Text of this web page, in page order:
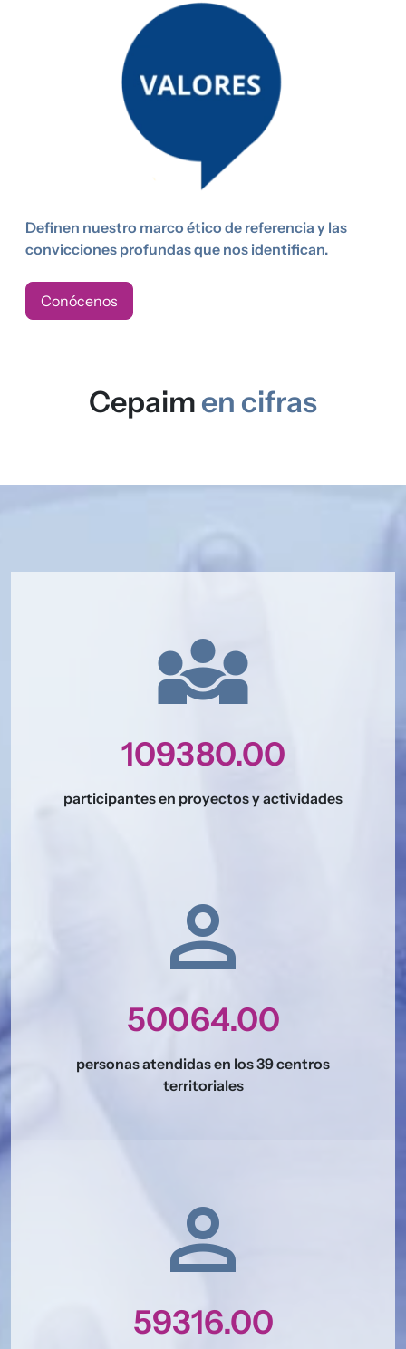
Definen nuestro marco ético de referencia y las
convicciones profundas que nos identifican.
Conócenos
Cepaim en cifras
diversity_3
109380.00
participantes en proyectos y actividades
person
50064.00
personas atendidas en los 39 centros
territoriales
person
59316.00